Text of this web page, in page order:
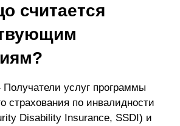
считается
услуг программы
страхования по инвалидности
Disability Insurance, SSDI) и